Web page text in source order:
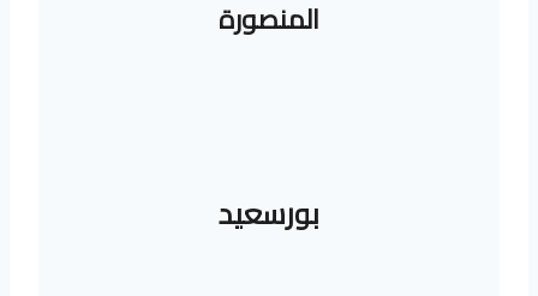
المنصورة
بورسعيد